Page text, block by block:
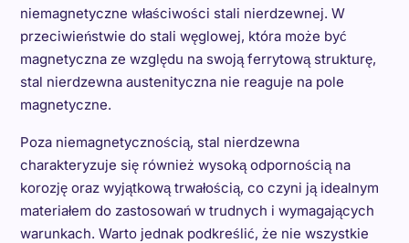
niemagnetyczne właściwości stali nierdzewnej. W
przeciwieństwie do stali węglowej, która może być
magnetyczna ze względu na swoją ferrytową strukturę,
stal nierdzewna austenityczna nie reaguje na pole
magnetyczne.
Poza niemagnetycznością, stal nierdzewna
charakteryzuje się również wysoką odpornością na
korozję oraz wyjątkową trwałością, co czyni ją idealnym
materiałem do zastosowań w trudnych i wymagających
warunkach. Warto jednak podkreślić, że nie wszystkie